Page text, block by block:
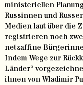
ministeriellen
Russinnen und
Medien laut über die
registrieren noch
netzaffine
Indem Wege zur
Länder“
ihnen vonWladimir